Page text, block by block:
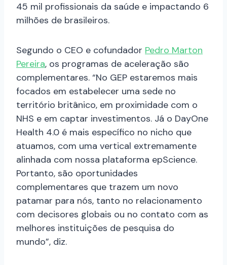
45 mil profissionais da saúde e impactando 6
milhões de brasileiros.
Segundo o CEO e cofundador Pedro Marton
Pereira, os programas de aceleração são
complementares. “No GEP estaremos mais
focados em estabelecer uma sede no
território britânico, em proximidade com o
NHS e em captar investimentos. Já o DayOne
Health 4.0 é mais específico no nicho que
atuamos, com uma vertical extremamente
alinhada com nossa plataforma epScience.
Portanto, são oportunidades
complementares que trazem um novo
patamar para nós, tanto no relacionamento
com decisores globais ou no contato com as
melhores instituições de pesquisa do
mundo”, diz.